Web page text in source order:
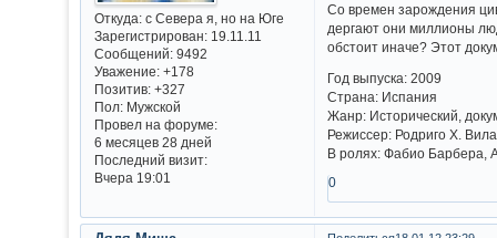
Откуда:с Севера я, но на Юге
Зарегистрирован: 19.11.11
Сообщений:9492
Уважение: +178
Позитив: +327
Пол:Мужской
Провел на форуме:
6 месяцев 28 дней
Последний визит:
Вчера 19:01
Со времен зарождения
дергают они миллионы
обстоит иначе? Этот
Год выпуска: 2009
Страна: Испания
Жанр: Исторический,
Режиссер: Родриго Х. Вила
В ролях: Фабио Барбера,
0